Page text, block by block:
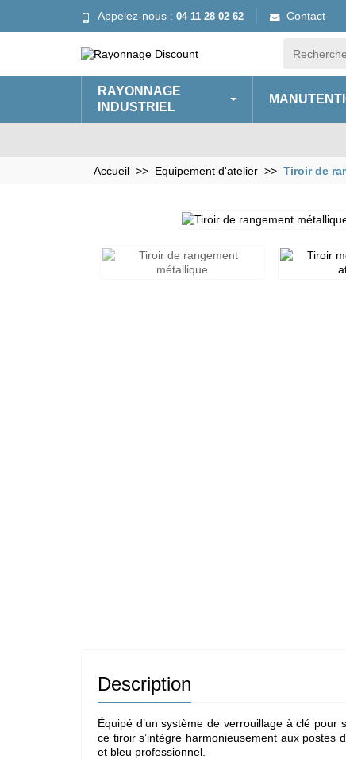
Appelez-nous : 04 11 28 02 62 Contact
RAYONNAGE
INDUSTRIEL
Accueil Equipement d'atelier Tiroir de
Description
Équipé d’un système de verrouillage à clé pour
ce tiroir s’intègre harmonieusement aux postes
et bleu professionnel.